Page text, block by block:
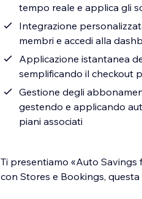
tempo reale e applica gli
Integrazione
membri e accedi alla
Applicazione istantanea
semplificando il checkout
Gestione degli
gestendo e applicando
piani associati
Ti presentiamo «Auto Savings
con Stores e Bookings,